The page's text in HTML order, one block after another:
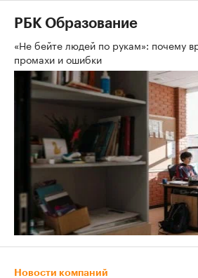
РБК Образование
«Не бейте людей по рукам»: почему
промахи и ошибки
Новости компаний